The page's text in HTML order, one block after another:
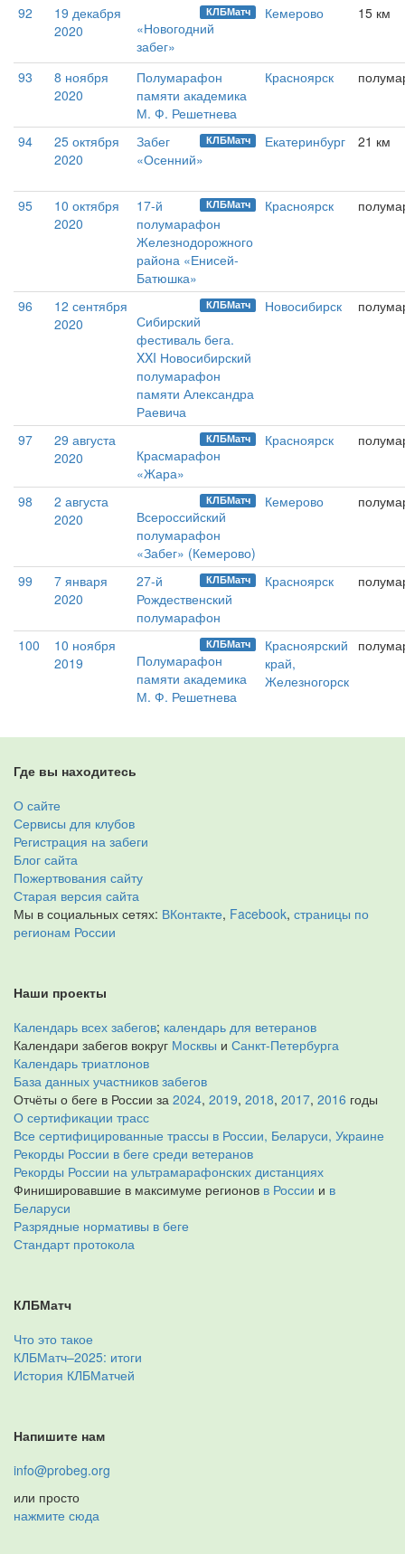
92
19 декабря
2020
КЛБМатч
«Новогодний
забег»
Кемерово 15 км
93
8 ноября
2020
Полумарафон
памяти академика
М. Ф. Решетнева
Красноярск
94
25 октября
2020
КЛБМатч
Забег
«Осенний»
Екатеринбург 21 км
95
10 октября
2020
КЛБМатч
17-й
полумарафон
Железнодорожного
района «Енисей-
Батюшка»
Красноярск
96
12 сентября
2020
КЛБМатч
Сибирский
фестиваль бега.
XXI Новосибирский
полумарафон
памяти Александра
Раевича
Новосибирск
97
29 августа
2020
КЛБМатч
Красмарафон
«Жара»
Красноярск
98
2 августа
2020
КЛБМатч
Всероссийский
полумарафон
«Забег» (Кемерово)
Кемерово
99
7 января
2020
КЛБМатч
27-й
Рождественский
полумарафон
Красноярск
100
10 ноября
2019
КЛБМатч
Полумарафон
памяти академика
М. Ф. Решетнева
Красноярский
край,
Железногорск
Где вы находитесь
О сайте
Сервисы для клубов
Регистрация на забеги
Блог сайта
Пожертвования сайту
Старая версия сайта
Мы в социальных сетях: ВКонтакте, Facebook, страницы по
регионам России
Наши проекты
Календарь всех забегов; календарь для ветеранов
Календари забегов вокруг Москвы и Санкт-Петербурга
Календарь триатлонов
База данных участников забегов
Отчёты о беге в России за 2024, 2019, 2018, 2017, 2016 годы
О сертификации трасс
Все сертифицированные трассы в России, Беларуси, Украине
Рекорды России в беге среди ветеранов
Рекорды России на ультрамарафонских дистанциях
Финишировавшие в максимуме регионов в России и в
Беларуси
Разрядные нормативы в беге
Стандарт протокола
КЛБМатч
Что это такое
КЛБМатч–2025: итоги
История КЛБМатчей
Напишите нам
info@probeg.org
или просто
нажмите сюда